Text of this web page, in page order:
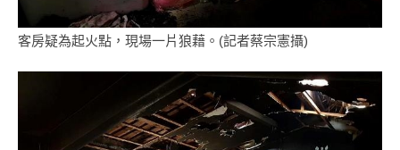
客房疑為起火點，現場一片狼藉。(記者蔡宗憲攝)